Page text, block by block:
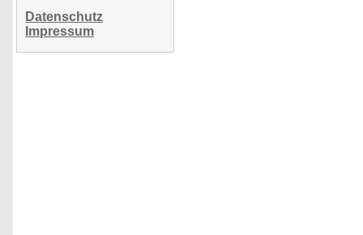
Datenschutz
Impressum